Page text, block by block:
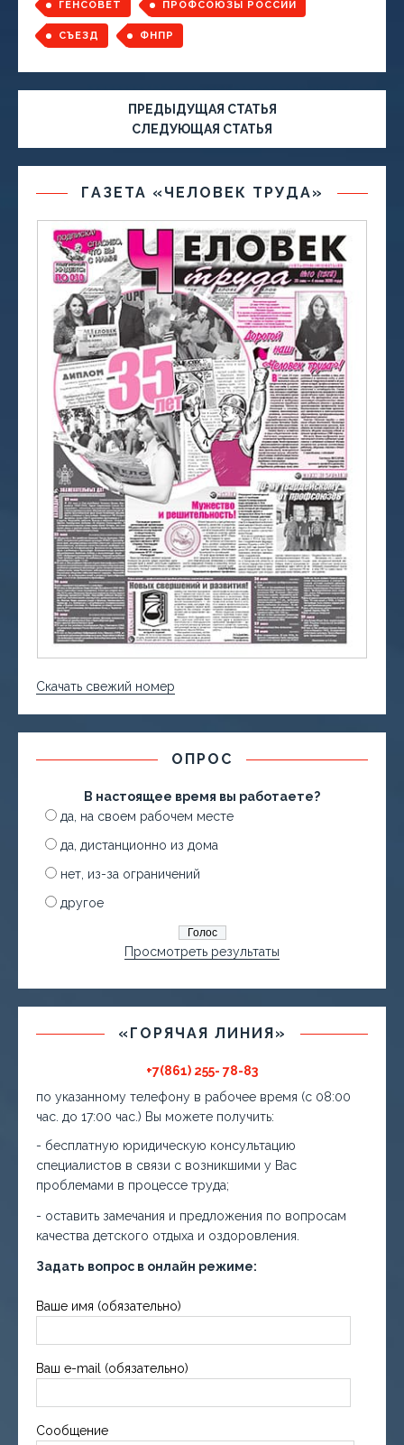
ГЕНСОВЕТ ПРОФСОЮЗЫ РОССИИ
СЪЕЗД ФНПР
ПРЕДЫДУЩАЯ СТАТЬЯ
СЛЕДУЮЩАЯ СТАТЬЯ
ГАЗЕТА «ЧЕЛОВЕК ТРУДА»
Скачать свежий номер
ОПРОС
В настоящее время вы работаете?
да, на своем рабочем месте
да, дистанционно из дома
нет, из-за ограничений
другое
Просмотреть результаты
«ГОРЯЧАЯ ЛИНИЯ»
+7(861) 255- 78-83
по указанному телефону в рабочее время (с 08:00
час. до 17:00 час.) Вы можете получить:
- бесплатную юридическую консультацию
специалистов в связи с возникшими у Вас
проблемами в процессе труда;
- оставить замечания и предложения по вопросам
качества детского отдыха и оздоровления.
Задать вопрос в онлайн режиме:
Ваше имя (обязательно)
Ваш e-mail (обязательно)
Сообщение